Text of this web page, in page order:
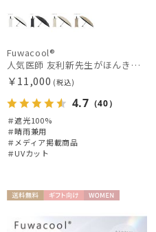
Fuwacool®
人気医師 友利新先生がほんきで作った”絶対に忘れない誰でも日傘”ワンタッチ開閉日傘【晴雨兼用折りたたみ日傘】フワクール® (Fuwacool®) 雨の日OK 軽量 遮光100% UV100％
￥11,000 (税込)
4.7 （40）
＃遮光100%
＃晴雨兼用
＃メディア掲載商品
＃UVカット
料
向け